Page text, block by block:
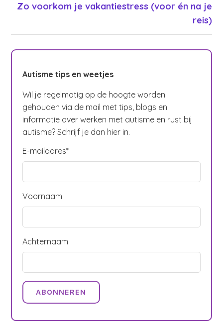
Zo voorkom je vakantiestress (voor én na je
reis)
Autisme tips en weetjes
Wil je regelmatig op de hoogte worden
gehouden via de mail met tips, blogs en
informatie over werken met autisme en rust bij
autisme? Schrijf je dan hier in.
E-mailadres*
Voornaam
Achternaam
ABONNEREN